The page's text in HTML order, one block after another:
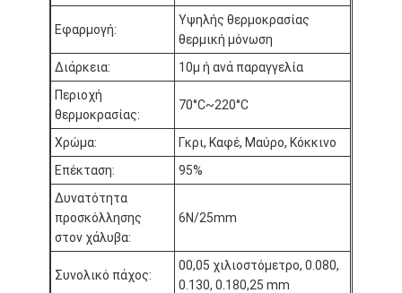
Συγκολλητική ταινία μόνωσης
Ταινία μόνωσης υφασμάτων γυαλιού
Ανθεκτική στη θερμότητα ταινία μόνωσης
Κολλητική ταινία υφασμάτων γυαλιού
Κολλητική ταινία ταινιών Polyimide
Κολλητική ταινία φύλλων αλουμινίου αργιλίου
Ταινία υφασμάτων γυαλιού φύλλων αλουμινίου αργιλίου
Εφαρμογή:
Υψηλής θερμοκρασίας
θερμική μόνωση
Διάρκεια:
10μ ή ανά παραγγελία
Περιοχή
θερμοκρασίας:
70°C~220°C
Χρώμα:
Γκρι, Καφέ, Μαύρο, Κόκκινο
Επέκταση:
95%
Δυνατότητα
προσκόλλησης
στον χάλυβα:
6N/25mm
Συνολικό πάχος:
00,05 χιλιοστόμετρο, 0.080,
0.130, 0.180,25 mm